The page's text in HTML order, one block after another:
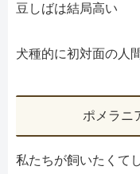
豆しばは結局高い
犬種的に初対面の人
ポメラニ
私たちが飼いたくて